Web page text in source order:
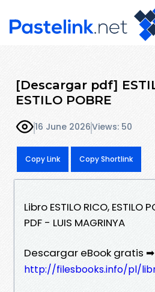
[Descargar pdf]
ESTILO POBRE
16 June 2026Views: 50
Copy Link Copy Shortlink
Libro ESTILO RICO, ESTILO
PDF - LUIS MAGRINYA
Descargar eBook gratis ➡
http://filesbooks.info/pl/